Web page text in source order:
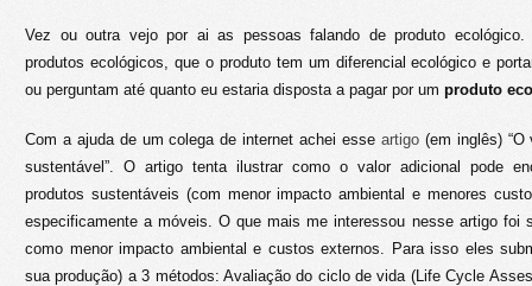
Vez ou outra vejo por ai as pessoas falando de produto ecológico.
produtos ecológicos, que o produto tem um diferencial ecológico e
ou perguntam até quanto eu estaria disposta a pagar por um produto
Com a ajuda de um colega de internet achei esse artigo(em inglês) “O
sustentável”. O artigo tenta ilustrar como o valor adicional pode
produtos sustentáveis (com menor impacto ambiental e menores
especificamente a móveis. O que mais me interessou nesse artigo foi
como menor impacto ambiental e custos externos. Para isso eles
sua produção) a 3 métodos: Avaliação do ciclo de vida (Life Cycle